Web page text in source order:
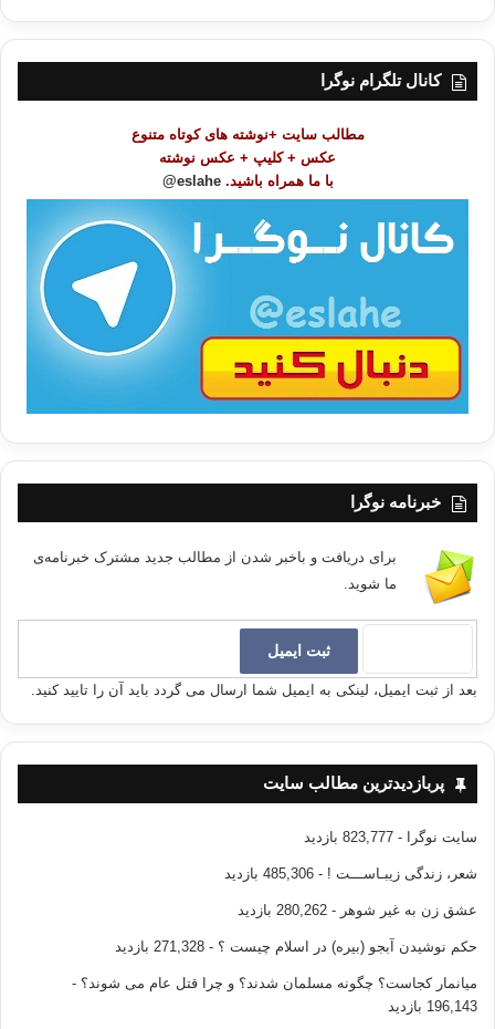
ر
کانال تلگرام نوگرا
مطالب سایت +نوشته های کوتاه متنوع
عکس + کلیپ + عکس نوشته
با ما همراه باشید. eslahe@
خبرنامه نوگرا
برای دریافت و باخبر شدن از مطالب جدید مشترک خبرنامه‌ی
ما شوید.
بعد از ثبت ایمیل، لینکی به ایمیل شما ارسال می گردد باید آن را تایید کنید.
پربازدیدترین مطالب سایت
سایت نوگرا - 823,777 بازدید
شعر، زندگی زیبـاســـت ! - 485,306 بازدید
عشق زن به غیر شوهر - 280,262 بازدید
حکم نوشیدن آبجو (بیره) در اسلام چیست ؟ - 271,328 بازدید
میانمار کجاست؟ چگونه مسلمان شدند؟ و چرا قتل عام می شوند؟ -
196,143 بازدید